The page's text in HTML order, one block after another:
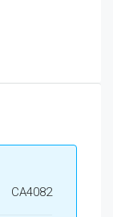
CA4082